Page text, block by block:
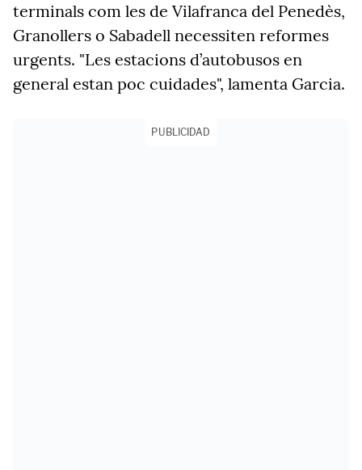
terminals com les de Vilafranca del Penedès,
Granollers o Sabadell necessiten reformes
urgents. "Les estacions d’autobusos en
general estan poc cuidades", lamenta Garcia.
PUBLICIDAD